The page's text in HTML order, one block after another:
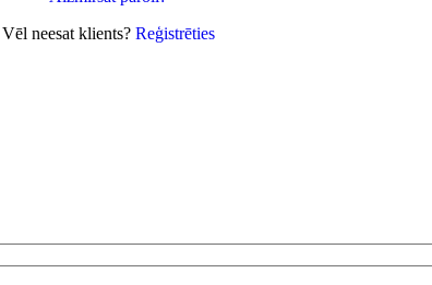
Vēl neesat klients? Reģistrēties